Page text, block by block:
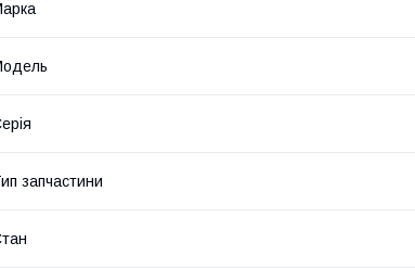
запчастини